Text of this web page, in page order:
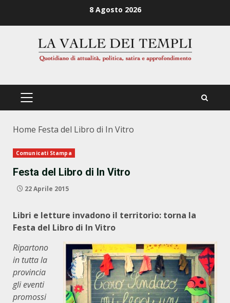
8 Agosto 2026
PRIMÄRES
Home Festa del Libro di In Vitro
Comunicati Stampa
Festa del Libro di In Vitro
22 Aprile 2015
Libri e letture invadono il territorio: torna la
Festa del Libro di In Vitro
Ripartono
in tutta la
provincia
gli eventi
promossi